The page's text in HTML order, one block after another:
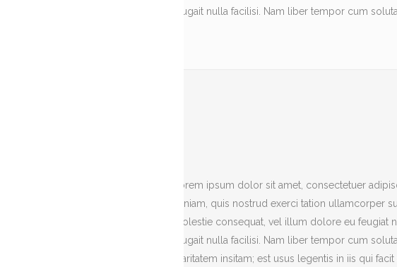
feugait nulla facilisi. Nam liber tempor cum
Lorem ipsum dolor sit amet, consectetuer
veniam, quis nostrud exerci tation ullamcorper
molestie consequat, vel illum dolore eu
feugait nulla facilisi. Nam liber tempor cum
claritatem insitam; est usus legentis in iis qui